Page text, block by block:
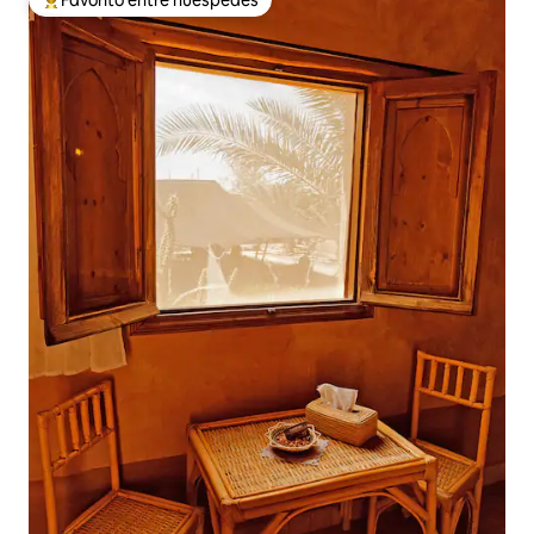
De los mejores en Favorito entre huéspedes